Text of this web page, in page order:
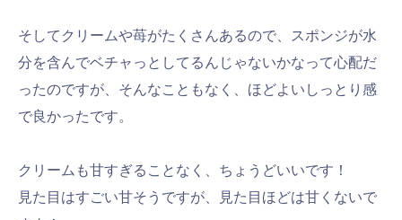
そしてクリームや苺がたくさんあるので、スポンジが水
分を含んでベチャっとしてるんじゃないかなって心配だ
ったのですが、そんなこともなく、ほどよいしっとり感
で良かったです。
クリームも甘すぎることなく、ちょうどいいです！
見た目はすごい甘そうですが、見た目ほどは甘くないで